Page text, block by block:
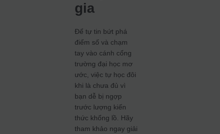
gia
Để tự tin bứt phá
điểm số và chạm
tay vào cánh cổng
trường đại học mơ
ước, việc tự học đôi
khi là chưa đủ vì
bạn dễ bị ngợp
trước lượng kiến
thức khổng lồ. Hãy
tham khảo ngay giải